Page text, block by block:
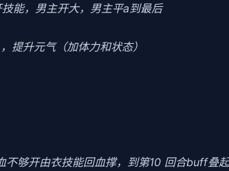
能，男主开大，男主平a到最后
提升元气（加体力和状态）
够开由衣技能回血撑，到第10 回合buff叠